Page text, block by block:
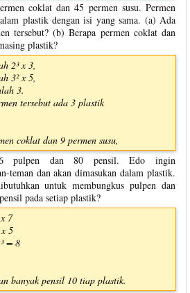
coklat dan 45 permen susu. Permen
plastik dengan isi yang sama. (a) Ada
tersebut? (b) Berapa permen coklat dan
plastik?
2³ x 3,
3² x 5,
3.
tersebut ada 3 plastik
coklat dan 9 permen susu,
pulpen dan 80 pensil. Edo ingin
teman dan akan dimasukan dalam plastik.
untuk membungkus pulpen dan
pada setiap plastik?
7
5
= 8
banyak pensil 10 tiap plastik.